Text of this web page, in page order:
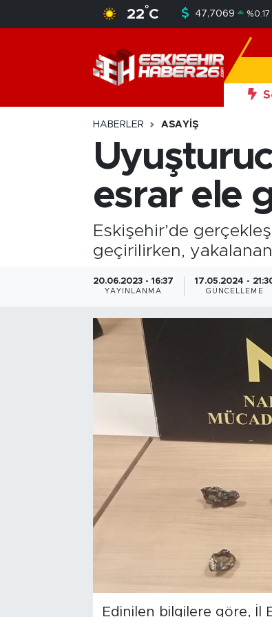
22°C 47,7069 %0.17
HABERLER ASAYIŞ
esrar ele
Eskişehir’de
geçirilirken,
20.06.2023 - 16:37
YAYINLANMA
17.05.2024 -
GÜNCELLEME
Edinilen bilgilere göre, İl
Nöbetçi Eczaneler
Hava Durumu
Trafik Durumu
Süper Lig Puan Durumu ve Fikstür
Tüm Manşetler
Son Dakika Haberleri
Haber Arşivi